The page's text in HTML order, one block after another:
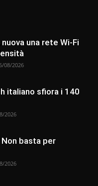
una rete Wi-Fi
08/2026
italiano sfiora i 140
2026
basta per
2026